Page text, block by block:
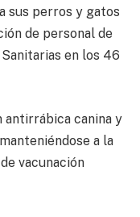
sus perros y gatos
de personal de
en los 46
antirrábica canina y
a la
vacunación